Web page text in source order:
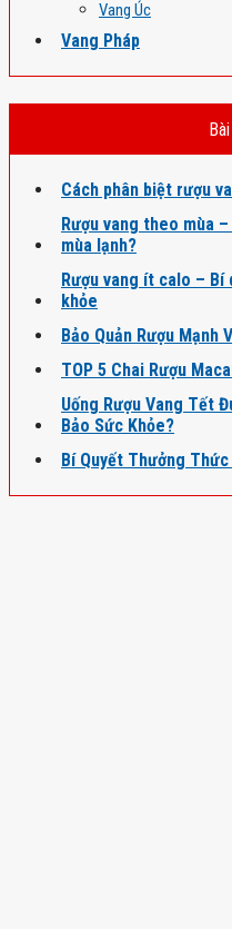
Vang Úc
Vang Pháp
Cách phân biệt rượu
Rượu vang theo mùa
mùa lạnh?
Rượu vang ít calo –
khỏe
Bảo Quản Rượu Mạnh
TOP 5 Chai Rượu
Uống Rượu Vang Tết
Bảo Sức Khỏe?
Bí Quyết Thưởng